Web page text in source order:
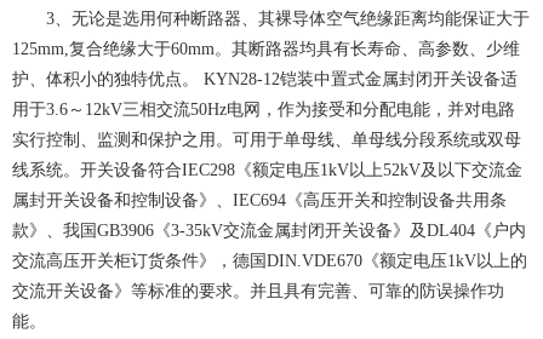
3、无论是选用何种断路器、其裸导体空气绝缘距离均能保证大于
125mm,复合绝缘大于60mm。其断路器均具有长寿命、高参数、少维
护、体积小的独特优点。 KYN28-12铠装中置式金属封闭开关设备适
用于3.6～12kV三相交流50Hz电网，作为接受和分配电能，并对电路
实行控制、监测和保护之用。可用于单母线、单母线分段系统或双母
线系统。开关设备符合IEC298《额定电压1kV以上52kV及以下交流金
属封开关设备和控制设备》、IEC694《高压开关和控制设备共用条
款》、我国GB3906《3-35kV交流金属封闭开关设备》及DL404《户内
交流高压开关柜订货条件》，德国DIN.VDE670《额定电压1kV以上的
交流开关设备》等标准的要求。并且具有完善、可靠的防误操作功
能。